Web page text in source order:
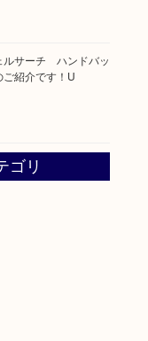
ルサーチ ハンドバッ
ご紹介です！U
ゴリ